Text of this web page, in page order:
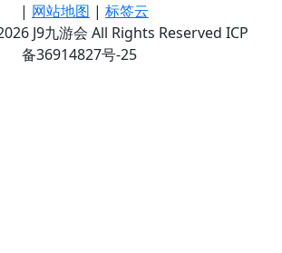
| 网站地图 | 标签云
J9九游会 All Rights Reserved ICP
备36914827号-25